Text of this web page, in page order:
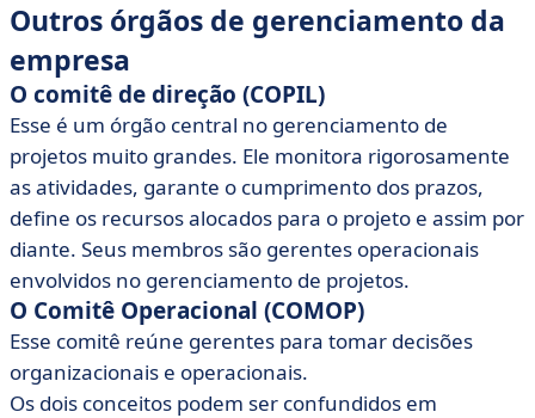
Outros órgãos de gerenciamento da
empresa
O comitê de direção (COPIL)
Esse é um órgão central no gerenciamento de
projetos muito grandes. Ele monitora rigorosamente
as atividades, garante o cumprimento dos prazos,
define os recursos alocados para o projeto e assim por
diante. Seus membros são gerentes operacionais
envolvidos no gerenciamento de projetos.
O Comitê Operacional (COMOP)
Esse comitê reúne gerentes para tomar decisões
organizacionais e operacionais.
Os dois conceitos podem ser confundidos em